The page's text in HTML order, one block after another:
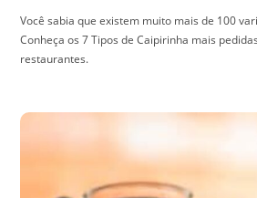
Você sabia que existem muito mais de 100
Conheça os 7 Tipos de Caipirinha mais
restaurantes.